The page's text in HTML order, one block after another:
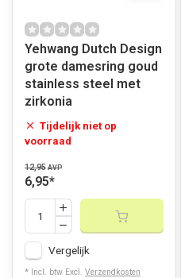
Yehwang Dutch Design
grote damesring goud
stainless steel met
zirkonia
Tijdelijk niet op
voorraad
12,95 AVP
6,95*
Vergelijk
* Incl. btw Excl. Verzendkosten